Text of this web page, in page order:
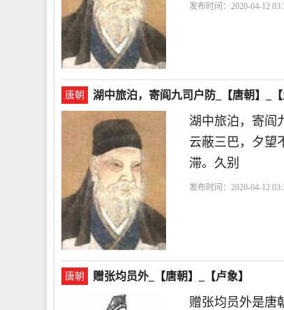
发布时间：2020-04-12
唐朝 湖中旅泊，寄阎九司户防_【唐朝】_【
湖中旅泊，寄阎
云蔽三巴，夕望
滞。久别
发布时间：2020-04-12
唐朝 赠张均员外_【唐朝】_【卢象】
赠张均员外是唐